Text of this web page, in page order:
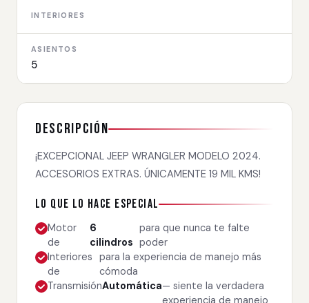
INTERIORES
ASIENTOS
5
Descripción
¡EXCEPCIONAL JEEP WRANGLER MODELO 2024.
ACCESORIOS EXTRAS. ÚNICAMENTE 19 MIL KMS!
Lo que lo hace especial
Motor
de
6
cilindros
para que nunca te falte
poder
Interiores
de
para la experiencia de manejo más
cómoda
TransmisiónAutomática— siente la verdadera
experiencia de manejo